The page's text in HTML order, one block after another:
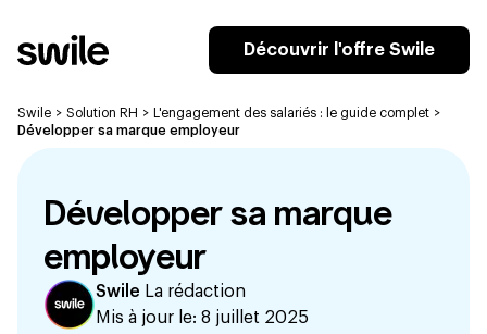
Découvrir l'offre Swile
Swile > Solution RH > L'engagement des salariés : le guide complet >
Développer sa marque employeur
Développer sa marque
employeur
Swile La rédaction
Mis à jour le: 8 juillet 2025